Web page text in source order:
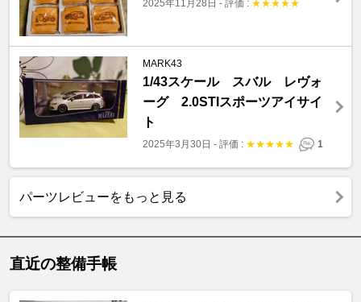
2025年11月28日 - 評価 : ★★★★★
MARK43
1/43スケール スバル レヴォ
ーグ 2.0STIスポーツアイサイ
ト
2025年3月30日 - 評価 : ★★★★★ 1
パーツレビューをもっと見る
直近の整備手帳